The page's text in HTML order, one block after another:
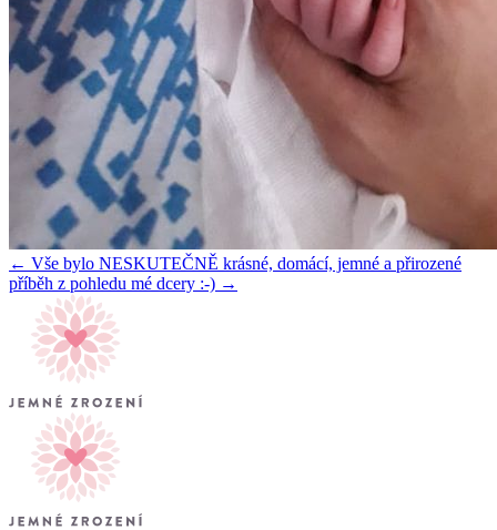
← Vše bylo NESKUTEČNĚ krásné, domácí, jemné a přirozené
příběh z pohledu mé dcery :-) →